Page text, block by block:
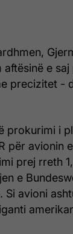
aftësinë e
precizitet -
prokurimi i
për avionin
prej rreth
e
Si avioni